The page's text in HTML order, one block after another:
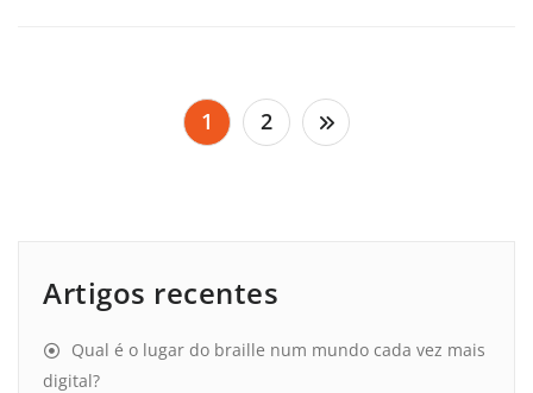
Paginação 1 2
Artigos recentes
Qual é o lugar do braille num mundo cada vez mais
digital?